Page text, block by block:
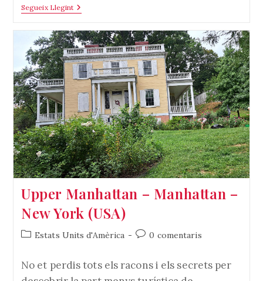
Segueix LlegintRoosevelt
Island
Manhattan
–
New
York
(USA)
Upper Manhattan – Manhattan –
New York (USA)
Categoria
Estats Units d'Amèrica
Comentaris
l'entrada:
0 comentaris
No et perdis tots els racons i els secrets per